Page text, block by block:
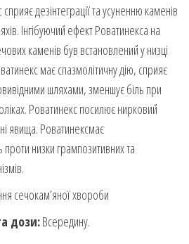
дезінтеграції та усуненню каменів
Інгібуючий ефект Роватинекса на
каменів був встановлений у низці
має спазмолітичну дію, сприяє
шляхами, зменшує біль при
Роватинекс посилює нирковий
явища. Роватинексмає
проти низки грампозитивних та
сечокам’яної хвороби
дози:Всередину.